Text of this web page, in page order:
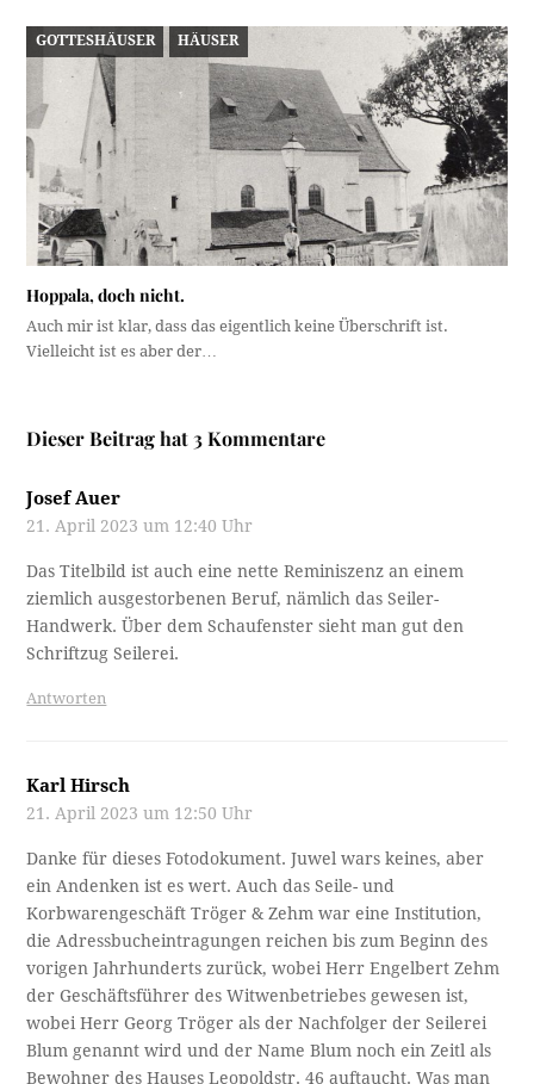
GOTTESHÄUSER HÄUSER
Hoppala, doch nicht.
Auch mir ist klar, dass das eigentlich keine Überschrift ist.
Vielleicht ist es aber der…
Dieser Beitrag hat 3 Kommentare
Josef Auer
21. April 2023 um 12:40 Uhr
Das Titelbild ist auch eine nette Reminiszenz an einem
ziemlich ausgestorbenen Beruf, nämlich das Seiler-
Handwerk. Über dem Schaufenster sieht man gut den
Schriftzug Seilerei.
Antworten
Karl Hirsch
21. April 2023 um 12:50 Uhr
Danke für dieses Fotodokument. Juwel wars keines, aber
ein Andenken ist es wert. Auch das Seile- und
Korbwarengeschäft Tröger & Zehm war eine Institution,
die Adressbucheintragungen reichen bis zum Beginn des
vorigen Jahrhunderts zurück, wobei Herr Engelbert Zehm
der Geschäftsführer des Witwenbetriebes gewesen ist,
wobei Herr Georg Tröger als der Nachfolger der Seilerei
Blum genannt wird und der Name Blum noch ein Zeitl als
Bewohner des Hauses Leopoldstr. 46 auftaucht. Was man